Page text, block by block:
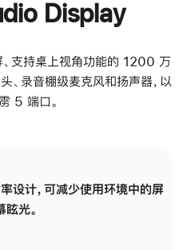
Display
支持桌上视角功能的 1200 万
录音棚级麦克风和扬声器，以
5 端口。
设计，可减少使用环境中的屏
眩光。